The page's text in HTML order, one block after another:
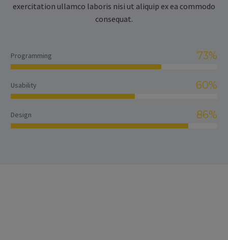
exercitation ullamco laboris nisi ut aliquip ex ea commodo
consequat.
Programming 73%
Usability 60%
Design 86%